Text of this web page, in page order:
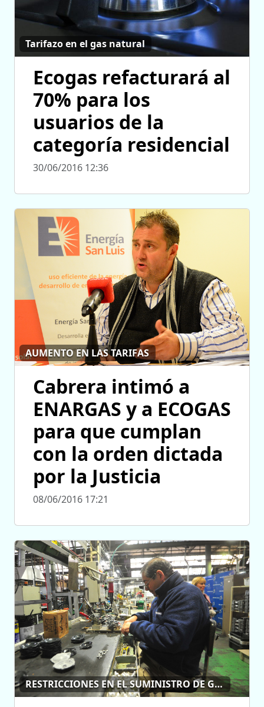
Tarifazo en el gas natural
Ecogas refacturará al
70% para los
usuarios de la
categoría residencial
30/06/2016 12:36
AUMENTO EN LAS TARIFAS
Cabrera intimó a
ENARGAS y a ECOGAS
para que cumplan
con la orden dictada
por la Justicia
08/06/2016 17:21
RESTRICCIONES EN EL SUMINISTRO DE GAS